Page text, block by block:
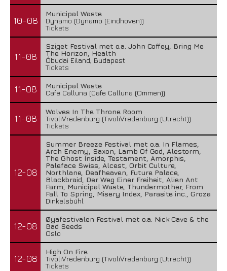
10-08
Municipal Waste
Dynamo (Dynamo (Eindhoven))
Tickets
11-08
Sziget Festival met o.a. John Coffey, Bring Me
The Horizon, Health
Óbudai Eiland, Budapest
Tickets
11-08
Municipal Waste
Cafe Calluna (Cafe Calluna (Ommen))
11-08
Wolves In The Throne Room
TivoliVredenburg (TivoliVredenburg (Utrecht))
Tickets
12-08
Summer Breeze Festival met o.a. In Flames,
Arch Enemy, Saxon, Lamb Of God, Alestorm,
The Ghost Inside, Testament, Amorphis,
Paleface Swiss, Alcest, Orbit Culture,
Northlane, Deafheaven, Future Palace,
Blackbraid, Der Weg Einer Freiheit, Alien Ant
Farm, Municipal Waste, Thundermother, From
Fall To Spring, Misery Index, Parasite inc., Groza
Dinkelsbühl
12-08
Øyafestivalen Festival met o.a. Nick Cave & the
Bad Seeds
Oslo
12-08
High On Fire
TivoliVredenburg (TivoliVredenburg (Utrecht))
Tickets